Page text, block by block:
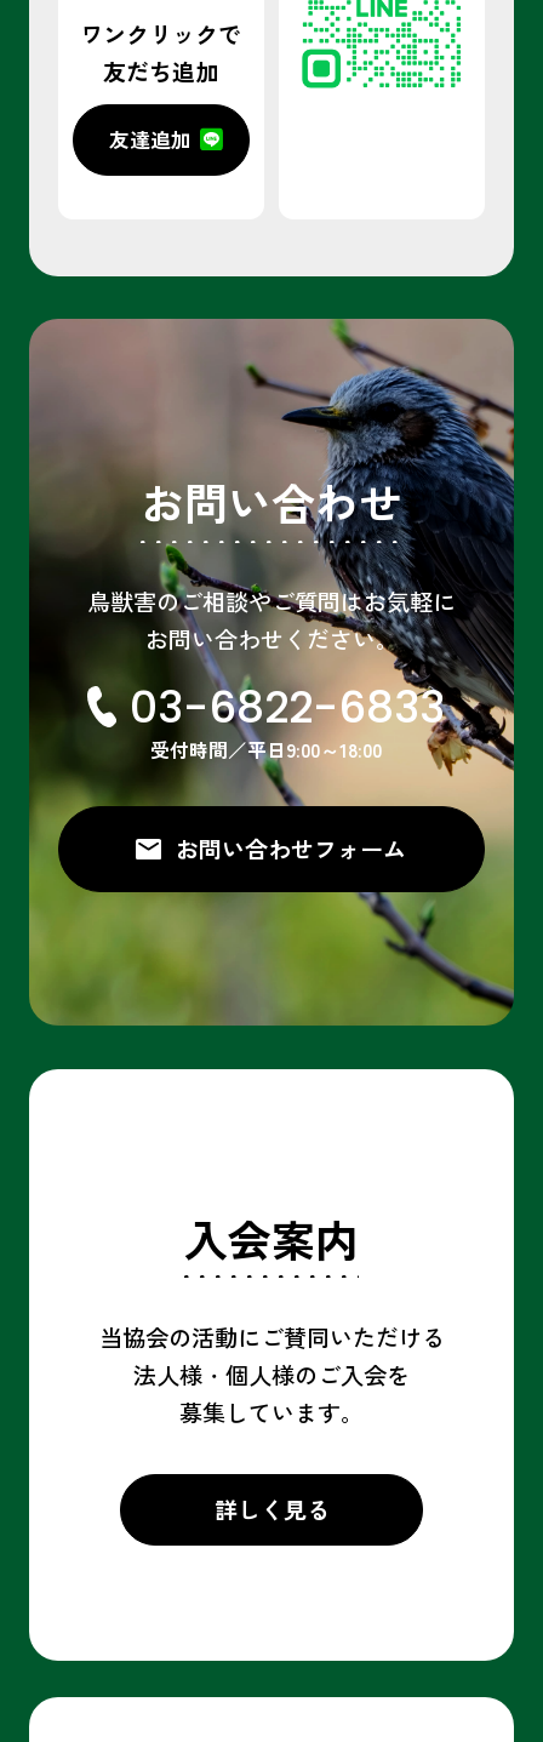
ワンクリックで
友だち追加
友達追加
お問い合わせ
鳥獣害のご相談やご質問はお気軽に
お問い合わせください。
03-6822-6833
受付時間／平日9:00～18:00
お問い合わせ
入会案内
当協会の活動にご賛同いただける
法人様・個人様の ご入会を
募集しています。
詳しく見る